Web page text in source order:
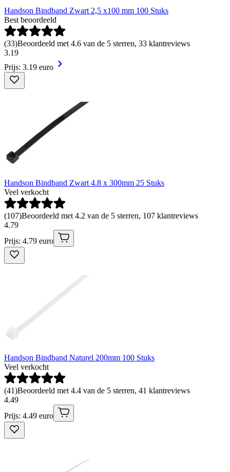
Handson Bindband Zwart 2,5 x100 mm 100 Stuks
Best beoordeeld
(33)Beoordeeld met 4.6 van de 5 sterren, 33 klantreviews
3.19
Prijs: 3.19 euro
Handson Bindband Zwart 4.8 x 300mm 25 Stuks
Veel verkocht
(107)Beoordeeld met 4.2 van de 5 sterren, 107 klantreviews
4.79
Prijs: 4.79 euro
Handson Bindband Naturel 200mm 100 Stuks
Veel verkocht
(41)Beoordeeld met 4.4 van de 5 sterren, 41 klantreviews
4.49
Prijs: 4.49 euro